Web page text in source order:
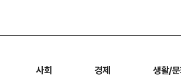
사회 경제 생활/